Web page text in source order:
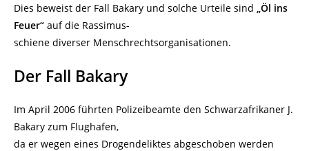
Dies beweist der Fall Bakary und solche Urteile sind „Öl ins
Feuer“ auf die Rassimus-
schiene diverser Menschrechtsorganisationen.
Der Fall Bakary
Im April 2006 führten Polizeibeamte den Schwarzafrikaner J.
Bakary zum Flughafen,
da er wegen eines Drogendeliktes abgeschoben werden